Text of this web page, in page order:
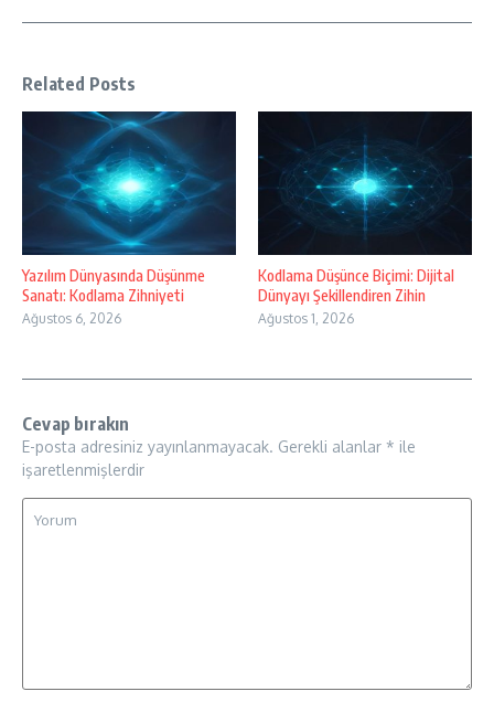
Related Posts
Yazılım Dünyasında Düşünme
Sanatı: Kodlama Zihniyeti
Ağustos 6, 2026
Kodlama Düşünce Biçimi: Dijital
Dünyayı Şekillendiren Zihin
Ağustos 1, 2026
Cevap bırakın
E-posta adresiniz yayınlanmayacak. Gerekli alanlar * ile
işaretlenmişlerdir